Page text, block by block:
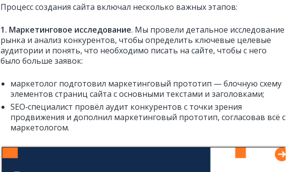
Процесс создания сайта включал несколько важных этапов:
1. Маркетинговое исследование. Мы провели детальное исследование
рынка и анализ конкурентов, чтобы определить ключевые целевые
аудитории и понять, что необходимо писать на сайте, чтобы с него
было больше заявок:
маркетолог подготовил маркетинговый прототип — блочную схему
элементов страниц сайта с основными текстами и заголовками;
SEO‑специалист провёл аудит конкурентов с точки зрения
продвижения и дополнил маркетинговый прототип, согласовав всё с
маркетологом.